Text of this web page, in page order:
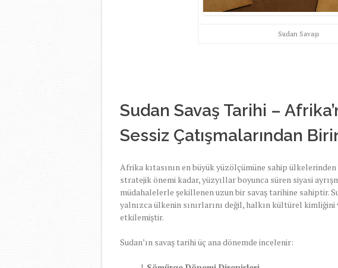
Sudan Savaşı
Sudan Savaş Tarihi –
Sessiz Çatışmalarından
Afrika kıtasının en büyük yüzölçümüne sahip
stratejik önemi kadar, yüzyıllar boyunca süren siyasi
müdahalelerle şekillenen uzun bir savaş tarihine sahiptir.
yalnızca ülkenin sınırlarını değil, halkın kültürel kimliğini
etkilemiştir.
Sudan’ın savaş tarihi üç ana dönemde incelenir: